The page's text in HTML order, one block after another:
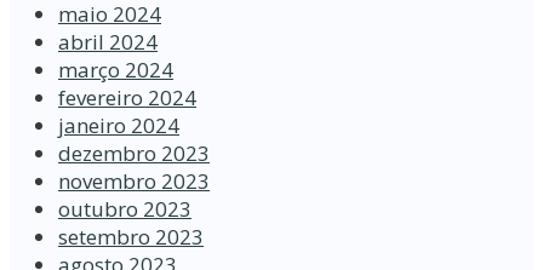
maio 2024
abril 2024
março 2024
fevereiro 2024
janeiro 2024
dezembro 2023
novembro 2023
outubro 2023
setembro 2023
agosto 2023